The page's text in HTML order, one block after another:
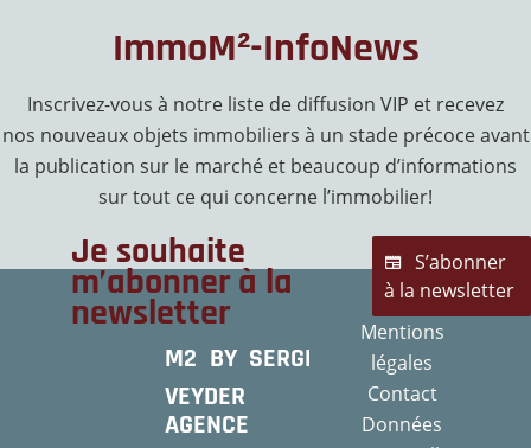
ImmoM²-InfoNews
Inscrivez-vous à notre liste de diffusion VIP et recevez
nos nouveaux objets immobiliers à un stade précoce avant
la publication sur le marché et beaucoup d’informations
sur tout ce qui concerne l’immobilier!
Je souhaite
m’abonner à la
newsletter
S’abonner
à la newsletter
M2 BY SERGE
VEYDER
AGENCE
Mentions
légales
Contact
Données